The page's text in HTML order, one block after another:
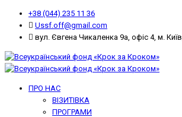
+38 (044) 235 11 36
Ussf.off@gmail.com
вул. Євгена Чикаленка 9а, офіс 4, м.
ПРО НАС
ВІЗИТІВКА
ПРОГРАМИ